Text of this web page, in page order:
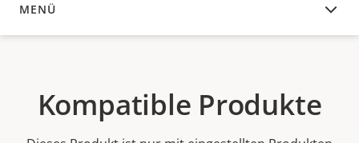
MENÜ
KOMPATIBLE PRODUKTE
Kompatible Produkte